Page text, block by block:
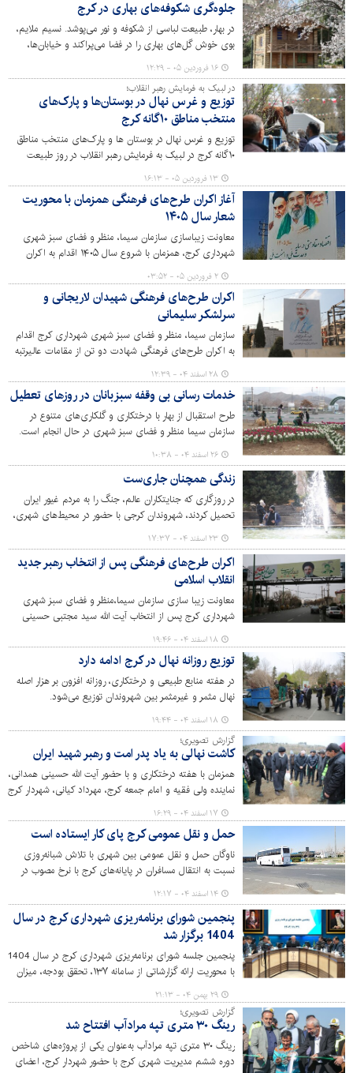
جلوه‌گری شکوفه‌های بهاری در کرج
در بهار، طبیعت لباسی از شکوفه و نور می‌پوشد. نسیم ملایم،
بوی خوش گل‌های بهاری را در فضا می‌پراکند و خیابان‌ها،
کوچه‌ها و باغ‌ها به صحنه‌ای شاعرانه تبدیل می‌شوند و هر قدم،
به قاب عکسی ناب ختم می‌شود. این فصل، دعوتی است برای
رهایی از شلوغی و خستگی، برای دیدن زیبایی‌هایی که در
پارک‌ها و بوستان‌های های شهر جلوه گر شده است.
۱۶ فروردین ۰۵ - ۱۲:۲۹
در لبیک به فرمایش رهبر انقلاب؛
توزیع و غرس نهال در بوستان‌ها و پارک‌های
منتخب مناطق ۱۰گانه کرج
توزیع و غرس نهال در بوستان ها و پارک‌های منتخب مناطق
۱۰گانه کرج در لبیک به فرمایش رهبر انقلاب در روز طبیعت
انجام شد.
۱۳ فروردین ۰۵ - ۱۶:۱۳
آغاز اکران طرح‌های فرهنگی همزمان با محوریت
شعار سال ۱۴۰۵
معاونت زیباسازی سازمان سیما، منظر و فضای سبز شهری
شهرداری کرج، همزمان با شروع سال ۱۴۰۵ اقدام به اکران
طرح های فرهنگی تبریک سال نو با شعار سال “ اقتصاد
مقاومتی در سایه وحدت ملی و امنیت ملی” در سطح شهر
کرج کرده است.
۲ فروردین ۰۵ - ۰۳:۵۲
اکران طرح‌های فرهنگی شهیدان لاریجانی و
سرلشکر سلیمانی
سازمان سیما، منظر و فضای سبز شهری شهرداری کرج اقدام
به اکران طرح‌های فرهنگی شهادت دو تن از مقامات عالیرتبه
امنیتی کشور شهیدان لاریجانی و سرلشکر سلیمانی (رحمة الله
علیهما) دبیر فقید شورای امنیت ملی و رئیس فقید سازمان
بسیج مستضعفین در شهر کرج کرده است.
۲۸ اسفند ۰۴ - ۱۲:۳۹
خدمات رسانی بی وقفه سبزبانان در روزهای تعطیل
طرح استقبال از بهار با درختکاری و گلکاری‌های متنوع در
سازمان سیما منظر و فضای سبز شهری در حال انجام است.
تیم‌های سبزبان در این پروژه عظیم شهری، با حفظ نظم و
کارایی بدون هیچ وقفه‌ای به انجام وظایف خود ادامه داده‌اند
و روند خدمات‌رسانی در این ایام متوقف نشده است.
۲۶ اسفند ۰۴ - ۱۰:۳۸
زندگی همچنان جاری‌ست
در روزگاری که جنایتکاران عالم، جنگ را به مردم غیور ایران
تحمیل کردند، شهروندان کرجی با حضور در محیط‌های شهری،
زندگی را معنا می‌کنند؛ پانزدهمین روز از جنگ تحمیلی در
حالی سپری می شود که جریان عادی زندگی شهروندان در
شهر کرج ادامه دارد. تصاویر زیر حال و هوای بهاری و استقبال
شهروندان از پارک‌ها و بوستان‌های شهر را روایت می‌کند.
۲۳ اسفند ۰۴ - ۱۷:۳۷
اکران طرح‌های فرهنگی پس از انتخاب رهبر جدید
انقلاب اسلامی
معاونت زیبا سازی سازمان سیما،منظر و فضای سبز شهری
شهرداری کرج پس از انتخاب آیت الله سید مجتبی حسینی
خامنه‌ای به عنوان رهبر انقلاب اسلامی اقدام به اکران طرح‌های
فرهنگی در شهر کرده است.
۱۸ اسفند ۰۴ - ۱۹:۴۶
توزیع روزانه نهال در کرج ادامه دارد
در هفته منابع طبیعی و درختکاری، روزانه افزون بر هزار اصله
نهال مثمر و غیرمثمر بین شهروندان توزیع می‌شود.
۱۸ اسفند ۰۴ - ۱۹:۴۴
گزارش تصویری؛
کاشت نهالی به یاد پدر امت و رهبر شهید ایران
همزمان با هفته درختکاری و با حضور آیت الله حسینی همدانی،
نماینده ولی فقیه و امام جمعه کرج، مهرداد کیانی، شهردار کرج
و مدیران شهری، مراسم روز درختکاری در پارک همگام برگزار
شد.
۱۷ اسفند ۰۴ - ۱۶:۲۹
حمل و نقل عمومی کرج پای کار ایستاده است
ناوگان حمل و نقل عمومی بین شهری با تلاش شبانه‌روزی
نسبت به انتقال مسافران در پایانه‌های کرج با نرخ مصوب در
حال خدمات‌رسانی است.
۱۴ اسفند ۰۴ - ۱۲:۱۷
پنجمین شورای برنامه‌ریزی شهرداری کرج در سال
1404 برگزار شد
پنجمین جلسه شورای برنامه‌ریزی شهرداری کرج در سال 1404
با محوریت ارائه گزارشاتی از سامانه ۱۳۷، تحقق بودجه، میزان
وصولی و توصیه‌های شهردار به مسئولان برگزار شد.
۲۹ بهمن ۰۴ - ۲۱:۱۳
گزارش تصویری؛
رینگ ۳۰ متری تپه مرادآب افتتاح شد
رینگ ۳۰ متری تپه مرادآب به‌عنوان یکی از پروژه‌های شاخص
دوره ششم مدیریت شهری کرج با حضور شهردار کرج، اعضای